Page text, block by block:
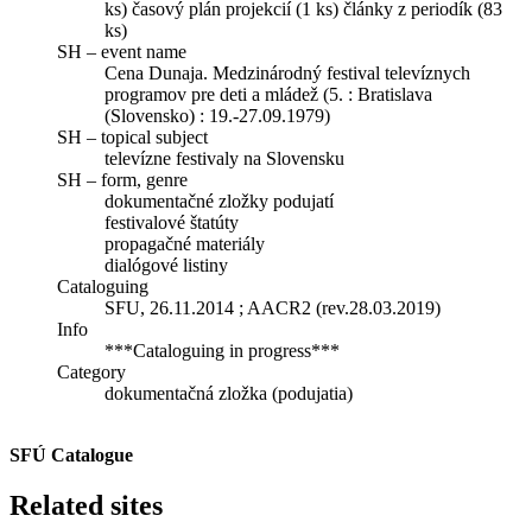
ks) časový plán projekcií (1 ks) články z periodík (83
ks)
SH – event name
Cena Dunaja. Medzinárodný festival televíznych
programov pre deti a mládež (5. : Bratislava
(Slovensko) : 19.-27.09.1979)
SH – topical subject
televízne festivaly na Slovensku
SH – form, genre
dokumentačné zložky podujatí
festivalové štatúty
propagačné materiály
dialógové listiny
Cataloguing
SFU, 26.11.2014 ; AACR2 (rev.28.03.2019)
Info
***Cataloguing in progress***
Category
dokumentačná zložka (podujatia)
SFÚ Catalogue
Related sites